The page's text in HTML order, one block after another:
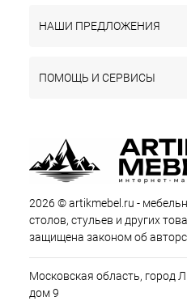
НАШИ ПРЕДЛОЖЕНИЯ
ПОМОЩЬ И СЕРВИСЫ
2026 © artikmebel.ru -
столов, стульев и других
защищена законом об
Московская область, город
дом 9